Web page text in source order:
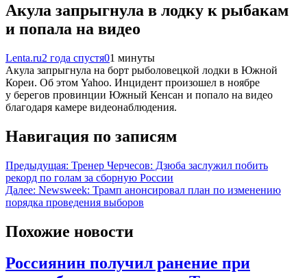
Акула запрыгнула в лодку к рыбакам
и попала на видео
Lenta.ru2 года спустя01 минуты
Акула запрыгнула на борт рыболовецкой лодки в Южной
Кореи. Об этом Yahoo. Инцидент произошел в ноябре
у берегов провинции Южный Кенсан и попало на видео
благодаря камере видеонаблюдения.
Навигация по записям
Предыдущая: Тренер Черчесов: Дзюба заслужил побить
рекорд по голам за сборную России
Далее: Newsweek: Трамп анонсировал план по изменению
порядка проведения выборов
Похожие новости
Россиянин получил ранение при